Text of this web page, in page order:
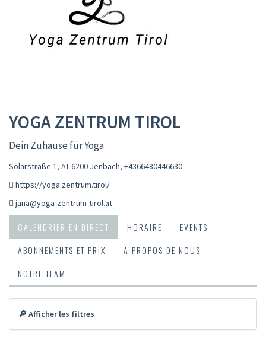
YOGA ZENTRUM TIROL
Dein Zuhause für Yoga
Solarstraße 1, AT-6200 Jenbach, +4366480446630
https://yoga.zentrum.tirol/
jana@yoga-zentrum-tirol.at
CALENDRIER EN DIRECT HORAIRE
EVENTS
ABONNEMENTS ET PRIX
A PROPOS DE NOUS
NOTRE TEAM
🔎 Afficher les filtres